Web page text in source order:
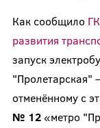
Как сообщило
развития
запуск
"Пролетарская"
отменённому с
№ 12«метро